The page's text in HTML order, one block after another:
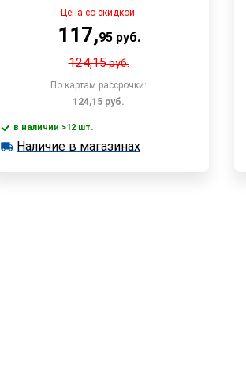
Цена со скидкой:
117,95руб.
124,15руб.
По картам рассрочки:
124,15 руб.
В корзину
в наличии >12 шт.
в наличии >12 шт.
Наличие в магазинах